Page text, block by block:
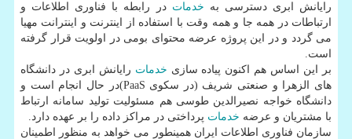
رایانش ابری دسترسی به خدمات در رابطه با فناوری اطلاعات و
ارتباطات در همه جا و همه وقت با استفاده از اینترنت و اینترانت مهیا
می گردد و در این پروژه عرضه محتوای بومی در اولویت قرار گرفته
است.
بر این اساس هم اكنون پیاده سازی خدمات رایانش ابری در دانشگاه
های الزهرا و صنعتی شریف (در سكوی PaaS)در حال انجام است و
دانشگاه خواجه نصیرالدین طوسی هم مسئولیت تولید سامانه ارتباط
با مشتریان و عرضه خدمات پرداختی در مراكز داده را بر عهده دارد.
سازمان فناوری اطلاعات ایران همینطور می خواهد به منظور اطمینان